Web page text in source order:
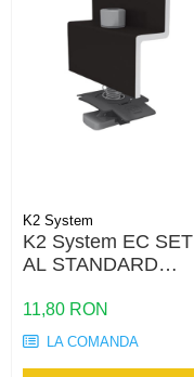
K2 System
K2 System EC SET
AL STANDARD
11,80 RON
LA COMANDA